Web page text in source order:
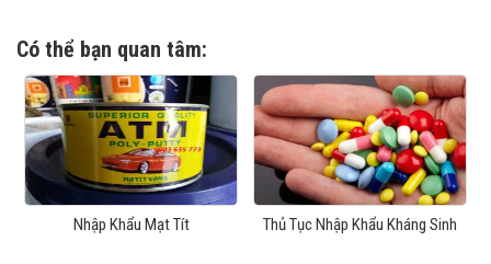
Có thể bạn quan tâm:
Nhập Khẩu Mạt Tít Thủ Tục Nhập Khẩu Kháng Sinh